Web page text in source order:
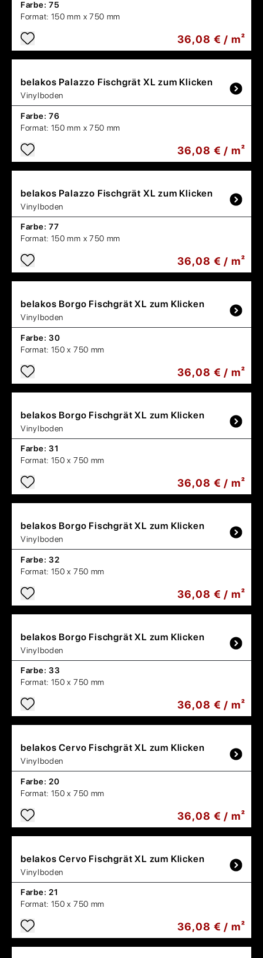
Farbe: 75
Format: 150 mm x 750 mm
36,08 € / m²
belakos Palazzo Fischgrät XL zum Klicken
Vinylboden
Farbe: 76
Format: 150 mm x 750 mm
36,08 € / m²
belakos Palazzo Fischgrät XL zum Klicken
Vinylboden
Farbe: 77
Format: 150 mm x 750 mm
36,08 € / m²
belakos Borgo Fischgrät XL zum Klicken
Vinylboden
Farbe: 30
Format: 150 x 750 mm
36,08 € / m²
belakos Borgo Fischgrät XL zum Klicken
Vinylboden
Farbe: 31
Format: 150 x 750 mm
36,08 € / m²
belakos Borgo Fischgrät XL zum Klicken
Vinylboden
Farbe: 32
Format: 150 x 750 mm
36,08 € / m²
belakos Borgo Fischgrät XL zum Klicken
Vinylboden
Farbe: 33
Format: 150 x 750 mm
36,08 € / m²
belakosCervo Fischgrät XL zum Klicken
Vinylboden
Farbe: 20
Format: 150 x 750 mm
36,08 € / m²
belakosCervo Fischgrät XL zum Klicken
Vinylboden
Farbe: 21
Format: 150 x 750 mm
36,08 € / m²